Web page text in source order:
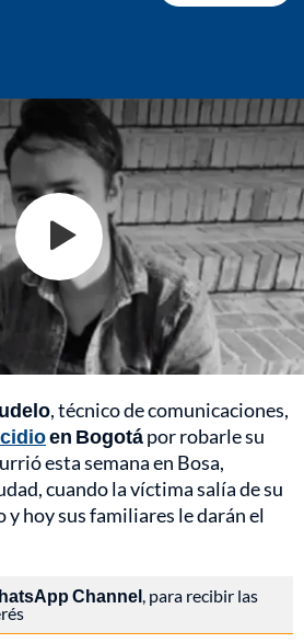
, técnico de comunicaciones,
en Bogotápor robarle su
esta semana en Bosa,
cuando la víctima salía de su
y hoy sus familiares le darán el
Channel , para recibir las